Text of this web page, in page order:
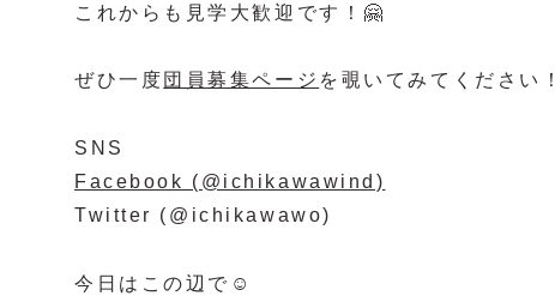
これからも見学大歓迎です！🤗
ぜひ一度 団員募集ページ を覗いてみてください！
SNS
Facebook (@ichikawawind)
Twitter (@ichikawawo)
今日はこの辺で☺️